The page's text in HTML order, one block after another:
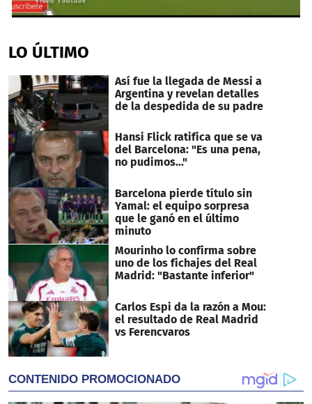
of
22
LO ÚLTIMO
Así fue la llegada de Messi a
Argentina y revelan detalles
de la despedida de su padre
Hansi Flick ratifica que se va
del Barcelona: "Es una pena,
no pudimos..."
Barcelona pierde título sin
Yamal: el equipo sorpresa
que le ganó en el último
minuto
Mourinho lo confirma sobre
uno de los fichajes del Real
Madrid: "Bastante inferior"
Carlos Espi da la razón a Mou:
el resultado de Real Madrid
vs Ferencvaros